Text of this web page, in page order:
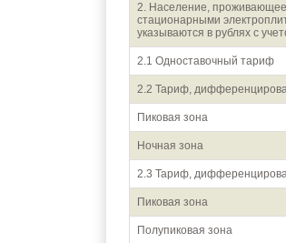
2. Население, проживающее
стационарными
указываются в рублях с
2.1 Одноставочный тариф
2.2 Тариф,
Пиковая зона
Ночная зона
2.3 Тариф,
Пиковая зона
Полупиковая зона